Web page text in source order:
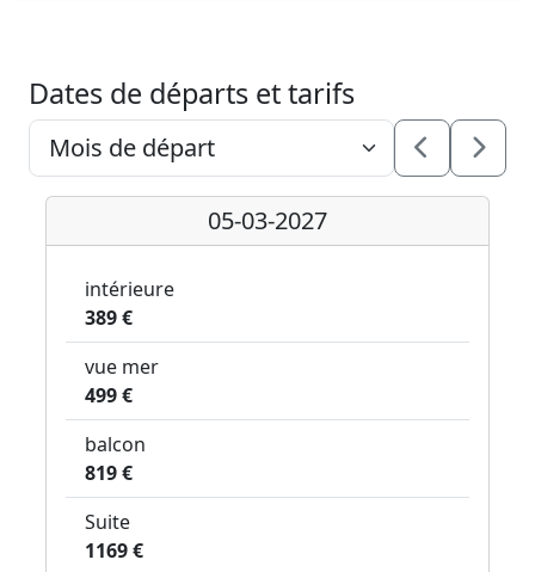
Dates de départs et tarifs
05-03-2027
intérieure
389 €
vue mer
499 €
balcon
819 €
Suite
1169 €